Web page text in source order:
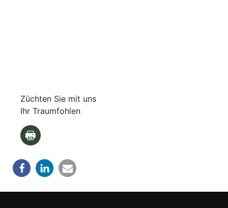
Züchten Sie mit uns
Ihr Traumfohlen